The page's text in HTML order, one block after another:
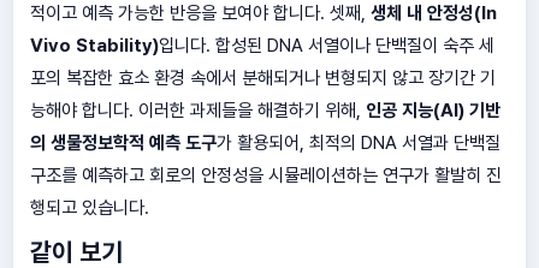
적이고 예측 가능한 반응을 보여야 합니다. 셋째, 생체 내 안정성(In
Vivo Stability)입니다. 합성된 DNA 서열이나 단백질이 숙주 세
포의 복잡한 효소 환경 속에서 분해되거나 변형되지 않고 장기간 기
능해야 합니다. 이러한 과제들을 해결하기 위해, 인공 지능(AI) 기반
의 생물정보학적 예측 도구가 활용되어, 최적의 DNA 서열과 단백질
구조를 예측하고 회로의 안정성을 시뮬레이션하는 연구가 활발히 진
행되고 있습니다.
같이 보기